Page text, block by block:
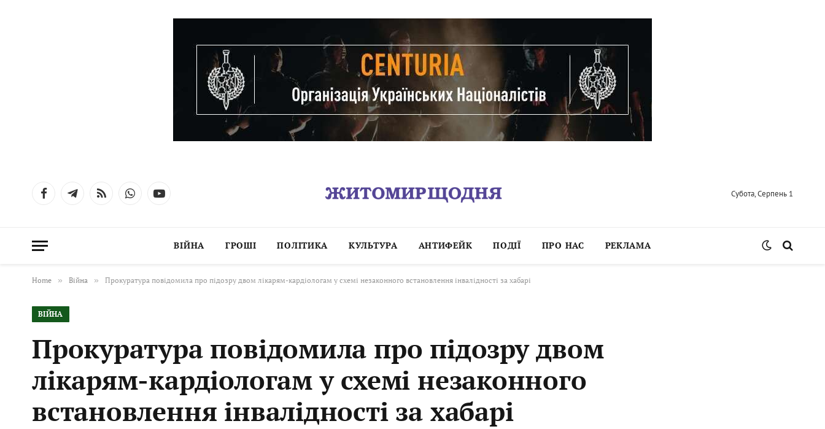
FacebookTelegramRSS WhatsAppYouTube Субота, Серпень 1
ВІЙНА ГРОШІ ПОЛІТИКА КУЛЬТУРА АНТИФЕЙК ПОДІЇ ПРО НАС РЕКЛАМА
Home » Війна » Прокуратура повідомила про підозру двом лікарям-кардіологам у схемі незаконного встановлення інвалідності за хабарі
ВІЙНА
Прокуратура повідомила про підозру двом
лікарям-кардіологам у схемі незаконного
встановлення інвалідності за хабарі